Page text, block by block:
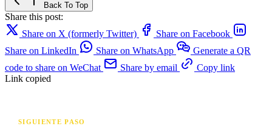
Back To Top
Share this post:
Share on X (formerly Twitter)
Share on Facebook
Share on LinkedIn
Share on WhatsApp
Generate a QR
code to share on WeChat
Share by email
Copy link
Link copied
SIGUIENTE PASO